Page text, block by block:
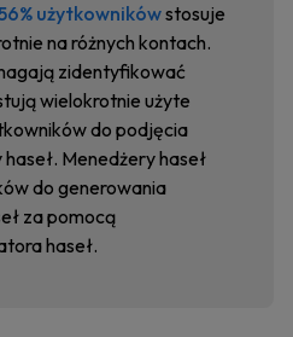
użytkownikówstosuje
na różnych kontach.
zidentyfikować
wielokrotnie użyte
do podjęcia
Menedżery haseł
do generowania
za pomocą
haseł.